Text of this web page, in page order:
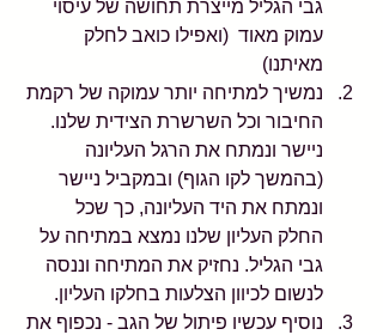
גבי הגליל מייצרת תחושה של עיסוי
עמוק מאוד  (ואפילו כואב לחלק
מאיתנו)
נמשיך למתיחה יותר עמוקה של רקמת
החיבור וכל השרשרת הצידית שלנו.
ניישר ונמתח את הרגל העליונה
(בהמשך לקו הגוף) ובמקביל ניישר
ונמתח את היד העליונה, כך שכל
החלק העליון שלנו נמצא במתיחה על
גבי הגליל. נחזיק את המתיחה וננסה
לנשום לכיוון הצלעות בחלקו העליון.
נוסיף עכשיו פיתול של הגב - נכפוף את